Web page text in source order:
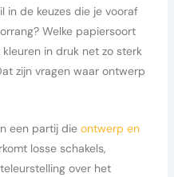
in de keuzes die je vooraf
Welke papiersoort
in druk net zo sterk
zijn vragen waar ontwerp
een partij die ontwerp en
losse schakels,
over het